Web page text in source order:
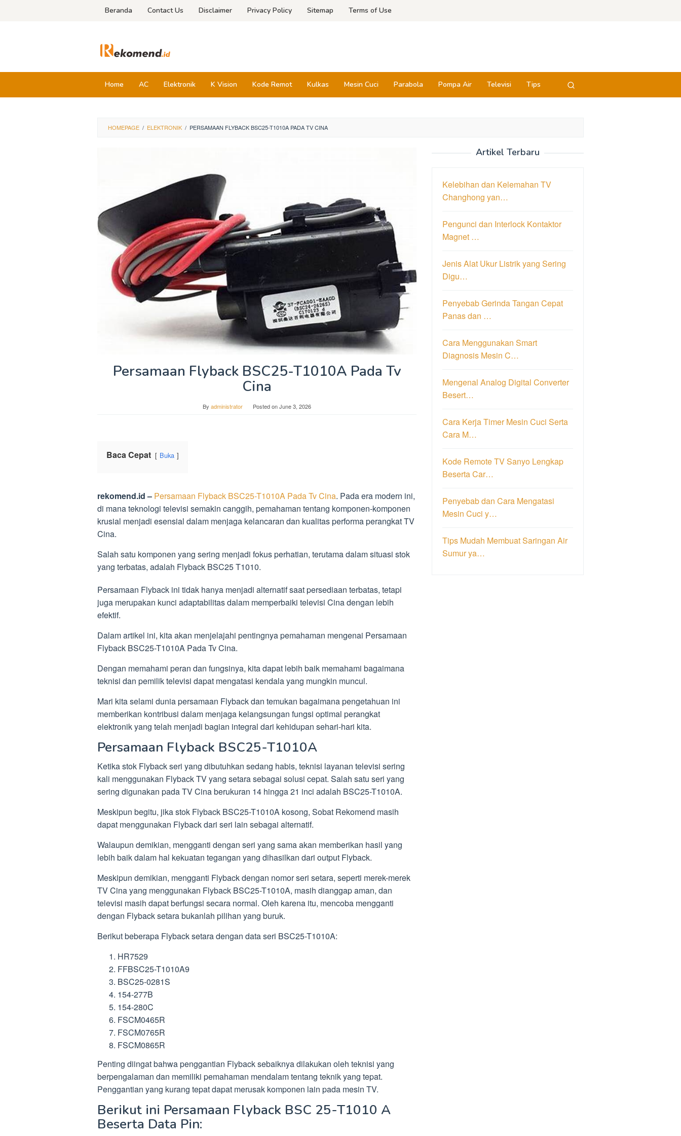
Beranda Contact Us Disclaimer Privacy Policy Sitemap Terms of Use
Home AC Elektronik K Vision Kode Remot Kulkas Mesin Cuci Parabola Pompa Air Televisi Tips
HOMEPAGE / ELEKTRONIK / PERSAMAAN FLYBACK BSC25-T1010A PADA TV CINA
Persamaan Flyback BSC25-T1010A Pada Tv
Cina
By administrator Posted onJune 3, 2026
Baca Cepat Buka
rekomend.id – Persamaan Flyback BSC25-T1010A Pada Tv Cina. Pada era modern ini,
di mana teknologi televisi semakin canggih, pemahaman tentang komponen-komponen
krusial menjadi esensial dalam menjaga kelancaran dan kualitas performa perangkat TV
Cina.
Salah satu komponen yang sering menjadi fokus perhatian, terutama dalam situasi stok
yang terbatas, adalah Flyback BSC25 T1010.
Persamaan Flyback ini tidak hanya menjadi alternatif saat persediaan terbatas, tetapi
juga merupakan kunci adaptabilitas dalam memperbaiki televisi Cina dengan lebih
efektif.
Dalam artikel ini, kita akan menjelajahi pentingnya pemahaman mengenai Persamaan
Flyback BSC25-T1010A Pada Tv Cina.
Dengan memahami peran dan fungsinya, kita dapat lebih baik memahami bagaimana
teknisi dan pemilik televisi dapat mengatasi kendala yang mungkin muncul.
Mari kita selami dunia persamaan Flyback dan temukan bagaimana pengetahuan ini
memberikan kontribusi dalam menjaga kelangsungan fungsi optimal perangkat
elektronik yang telah menjadi bagian integral dari kehidupan sehari-hari kita.
Persamaan Flyback BSC25-T1010A
Ketika stok Flyback seri yang dibutuhkan sedang habis, teknisi layanan televisi sering
kali menggunakan Flyback TV yang setara sebagai solusi cepat. Salah satu seri yang
sering digunakan pada TV Cina berukuran 14 hingga 21 inci adalah BSC25-T1010A.
Meskipun begitu, jika stok Flyback BSC25-T1010A kosong, Sobat Rekomend masih
dapat menggunakan Flyback dari seri lain sebagai alternatif.
Walaupun demikian, mengganti dengan seri yang sama akan memberikan hasil yang
lebih baik dalam hal kekuatan tegangan yang dihasilkan dari output Flyback.
Meskipun demikian, mengganti Flyback dengan nomor seri setara, seperti merek-merek
TV Cina yang menggunakan Flyback BSC25-T1010A, masih dianggap aman, dan
televisi masih dapat berfungsi secara normal. Oleh karena itu, mencoba mengganti
dengan Flyback setara bukanlah pilihan yang buruk.
Berikut beberapa Flyback setara dengan data seri BSC25-T1010A:
HR7529
FFBSC25-T1010A9
BSC25-0281S
154-277B
154-280C
FSCM0465R
FSCM0765R
FSCM0865R
Penting diingat bahwa penggantian Flyback sebaiknya dilakukan oleh teknisi yang
berpengalaman dan memiliki pemahaman mendalam tentang teknik yang tepat.
Penggantian yang kurang tepat dapat merusak komponen lain pada mesin TV.
Berikut ini Persamaan Flyback BSC 25-T1010 A
Beserta Data Pin:
Artikel Terbaru
Kelebihan dan Kelemahan TV
Changhong yan…
Pengunci dan Interlock Kontaktor
Magnet …
Jenis Alat Ukur Listrik yang Sering
Digu…
Penyebab Gerinda Tangan Cepat
Panas dan …
Cara Menggunakan Smart
Diagnosis Mesin C…
Mengenal Analog Digital Converter
Besert…
Cara Kerja Timer Mesin Cuci Serta
Cara M…
Kode Remote TV Sanyo Lengkap
Beserta Car…
Penyebab dan Cara Mengatasi
Mesin Cuci y…
Tips Mudah Membuat Saringan Air
Sumur ya…